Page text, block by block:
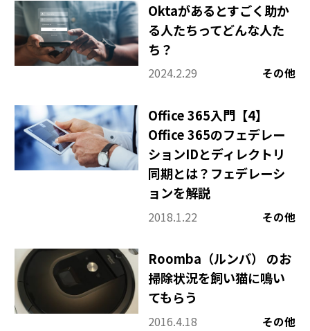
Oktaがあるとすごく助か
る人たちってどんな人た
ち？
2024.2.29 その他
Office 365入門【4】
Office 365のフェデレー
ションIDとディレクトリ
同期とは？フェデレーシ
ョンを解説
2018.1.22 その他
Roomba（ルンバ） のお
掃除状況を飼い猫に鳴い
てもらう
2016.4.18 その他